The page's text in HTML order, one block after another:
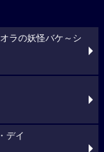
ラの妖怪バケ～シ
デイ